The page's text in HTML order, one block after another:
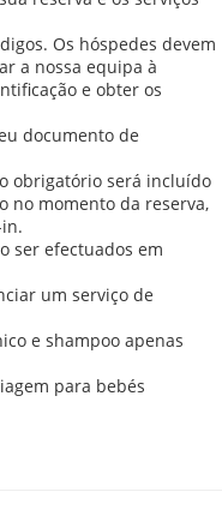
Os hóspedes devem
a nossa equipa à
e obter os
documento de
obrigatório será incluído
no momento da reserva,
ser efectuados em
um serviço de
e shampoo apenas
para bebés